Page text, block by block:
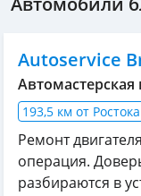
Autoservice
193,5 км от Ростока
Ремонт
операция.
разбираются в